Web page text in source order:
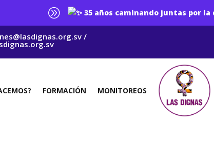
A 35 años caminando juntas por
/
FORMACIÓN MONITOREOS